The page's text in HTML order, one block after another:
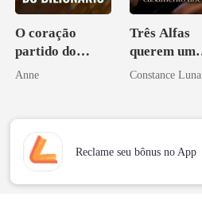
O coração
partido do
bilionário
Anne
Três Alfas
querem um
casamento
Constance Luna
Reclame seu bônus no App